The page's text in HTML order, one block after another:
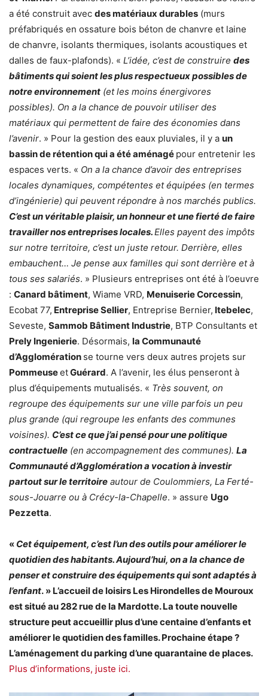
a été construit avec des matériaux durables (murs
préfabriqués en ossature bois béton de chanvre et laine
de chanvre, isolants thermiques, isolants acoustiques et
dalles de faux-plafonds). « L’idée, c’est de construire des
bâtiments qui soient les plus respectueux possibles de
notre environnement (et les moins énergivores
possibles). On a la chance de pouvoir utiliser des
matériaux qui permettent de faire des économies dans
l’avenir. » Pour la gestion des eaux pluviales, il y a un
bassin de rétention qui a été aménagé pour entretenir les
espaces verts. « On a la chance d’avoir des entreprises
locales dynamiques, compétentes et équipées (en termes
d’ingénierie) qui peuvent répondre à nos marchés publics.
C’est un véritable plaisir, un honneur et une fierté de faire
travailler nos entreprises locales.Elles payent des impôts
sur notre territoire, c’est un juste retour. Derrière, elles
embauchent… Je pense aux familles qui sont derrière et à
tous ses salariés. » Plusieurs entreprises ont été à l’oeuvre
: Canard bâtiment, Wiame VRD, Menuiserie Corcessin,
Ecobat 77, Entreprise Sellier, Entreprise Bernier, Itebelec,
Seveste, Sammob Bâtiment Industrie, BTP Consultants et
Prely Ingenierie. Désormais, la Communauté
d’Agglomération se tourne vers deux autres projets sur
PommeuseetGuérard. A l’avenir, les élus penseront à
plus d’équipements mutualisés. « Très souvent, on
regroupe des équipements sur une ville parfois un peu
plus grande (qui regroupe les enfants des communes
voisines). C’est ce que j’ai pensé pour une politique
contractuelle (en accompagnement des communes). La
Communauté d’Agglomération a vocation à investir
partout sur le territoire autour de Coulommiers, La Ferté-
sous-Jouarre ou à Crécy-la-Chapelle. » assure Ugo
Pezzetta.
« Cet équipement, c’est l’un des outils pour améliorer le
quotidien des habitants. Aujourd’hui, on a la chance de
penser et construire des équipements qui sont adaptés à
l’enfant. » L’accueil de loisirs Les Hirondelles de Mouroux
est situé au 282 rue de la Mardotte. La toute nouvelle
structure peut accueillir plus d’une centaine d’enfants et
améliorer le quotidien des familles. Prochaine étape ?
L’aménagement du parking d’une quarantaine de places.
Plus d’informations, juste ici.